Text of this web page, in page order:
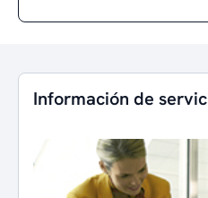
Información de